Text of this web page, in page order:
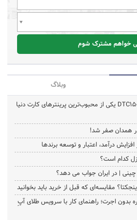
خواهم مشترک شوم
وبلاگ
چرا پرینتر کارت فارگو DTC1500 یکی از محبوب‌ترین پرینترهای کارت دنیا
همدان صفر شد!
درآمد، اعتبار و توسعه برندها
کدام است؟
| در ایران جواب می دهد؟
مقایسه‌ای که قبل از خرید باید بخوانید
بدون اجرت؛ راهنمای کار با سرویس طلای آپِ